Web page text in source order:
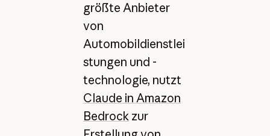
größte Anbieter
von
Automobildienstlei
stungen und -
technologie, nutzt
Claude in Amazon
Bedrockzur